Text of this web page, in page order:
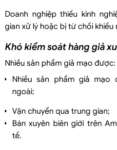
Doanh nghiệp thiếu kinh
gian xử lý hoặc bị từ chối khiếu
Khó kiểm soát hàng giả
Nhiều sản phẩm giả mạo được:
Nhiều sản phẩm giả
ngoài;
Vận chuyển qua trung gian;
Bán xuyên biên giới trên
tế.